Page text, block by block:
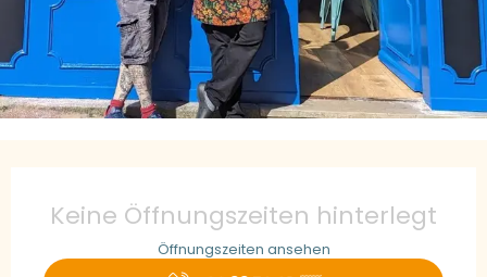
Keine Öffnungszeiten hinterlegt
Öffnungszeiten ansehen